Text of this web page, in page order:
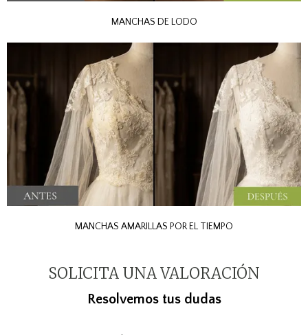
MANCHAS DE LODO
MANCHAS AMARILLAS POR EL TIEMPO
SOLICITA UNA VALORACIÓN
Resolvemos tus dudas